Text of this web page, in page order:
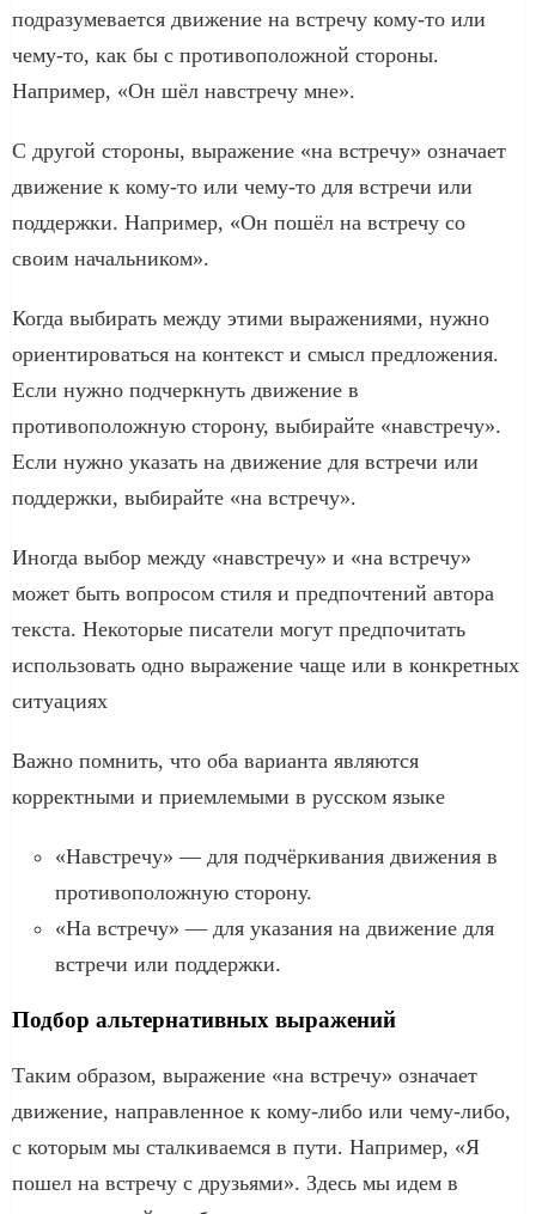
подразумевается движение на встречу кому-то или
чему-то, как бы с противоположной стороны.
Например, «Он шёл навстречу мне».
С другой стороны, выражение «на встречу» означает
движение к кому-то или чему-то для встречи или
поддержки. Например, «Он пошёл на встречу со
своим начальником».
Когда выбирать между этими выражениями, нужно
ориентироваться на контекст и смысл предложения.
Если нужно подчеркнуть движение в
противоположную сторону, выбирайте «навстречу».
Если нужно указать на движение для встречи или
поддержки, выбирайте «на встречу».
Иногда выбор между «навстречу» и «на встречу»
может быть вопросом стиля и предпочтений автора
текста. Некоторые писатели могут предпочитать
использовать одно выражение чаще или в конкретных
ситуациях
Важно помнить, что оба варианта являются
корректными и приемлемыми в русском языке
«Навстречу» — для подчёркивания движения в
противоположную сторону.
«На встречу» — для указания на движение для
встречи или поддержки.
Подбор альтернативных выражений
Таким образом, выражение «на встречу» означает
движение, направленное к кому-либо или чему-либо,
с которым мы сталкиваемся в пути. Например, «Я
пошел на встречу с друзьями». Здесь мы идем в